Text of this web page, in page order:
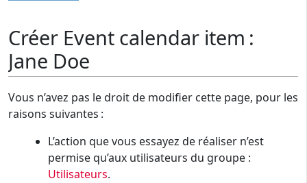
Créer Event calendar item :
Jane Doe
Vous n’avez pas le droit de modifier cette page, pour les
raisons suivantes :
L’action que vous essayez de réaliser n’est
permise qu’aux utilisateurs du groupe :
Utilisateurs.